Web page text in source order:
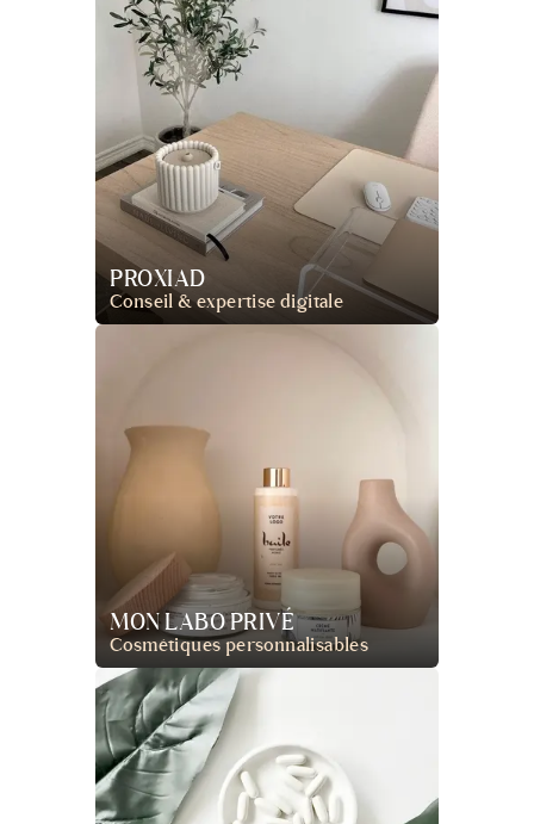
PROXIAD
Conseil & expertise digitale
MON LABO PRIVÉ
Cosmétiques personnalisables